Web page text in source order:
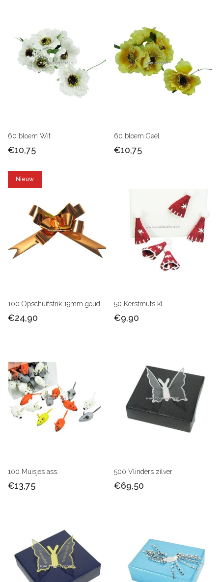
60 bloem Wit
€10,75
60 bloem Geel
€10,75
Nieuw
100 Opschuifstrik 19mm goud
€24,90
50 Kerstmuts kl.
€9,90
100 Muisjes ass.
€13,75
500 Vlinders zilver
€69,50